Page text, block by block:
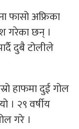
फासो अफ्रिका
गरेका छन् ।
दुबै टोलीले
हाफमा दुई गोल
। २९ वर्षीय
गरे ।